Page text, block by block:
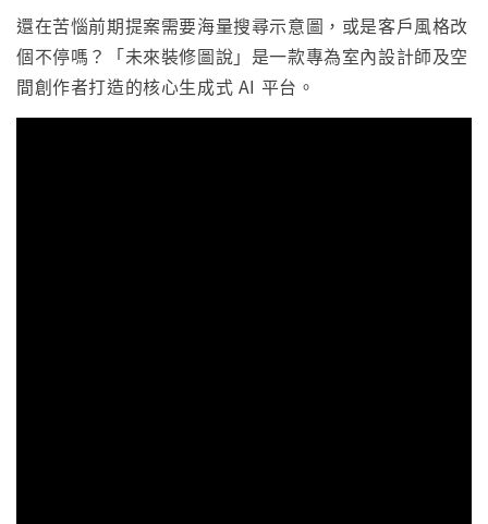
還在苦惱前期提案需要海量搜尋示意圖，或是客戶風格改
個不停嗎？「未來裝修圖說」是一款專為室內設計師及空
間創作者打造的核心生成式 AI 平台。